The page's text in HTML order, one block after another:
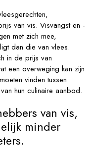
van vis. Visvangst en -
met zich mee,
dan die van vlees.
in de prijs van
een overweging kan zijn
vinden tussen
hun culinaire aanbod.
van vis,
minder